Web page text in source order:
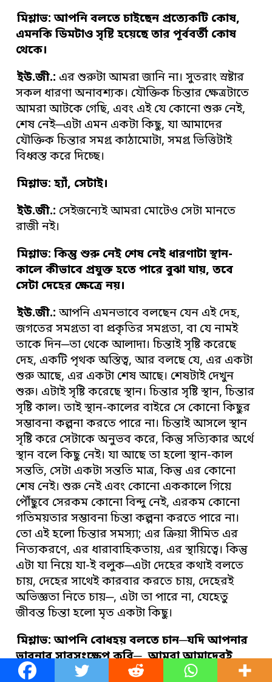
মিশ্লাভ: আপনি বলতে চাইছেন প্রত্যেকটি কোষ,
এমনকি ডিমটাও সৃষ্টি হয়েছে তার পূর্ববর্তী কোষ
থেকে।
ইউ.জী.: এর শুরুটা আমরা জানি না। সুতরাং স্রষ্টার
সকল ধারণা অনাবশ্যক। যৌক্তিক চিন্তার ক্ষেত্রটাতে
আমরা আটকে গেছি, এবং এই ‌যে কোনো শুরু নেই,
শেষ নেই─এটা এমন একটা কিছু, যা আমাদের
যৌক্তিক চিন্তার সমগ্র কাঠামোটা, সমগ্র ভিত্তিটাই
বিধ্বস্ত করে দিচ্ছে।
মিশ্লাভ: হ্যাঁ, সেটাই।
ইউ.জী.: সেইজন্যেই আমরা মোটেও সেটা মানতে
রাজী নই।
মিশ্লাভ: কিন্তু শুরু নেই শেষ নেই ধারণাটা স্থান-
কালে কীভাবে প্রযুক্ত হতে পারে বুঝা যায়,তবে
সেটা দেহের ক্ষেত্রে নয়।
ইউ.জী.: আপনি এমনভাবে বলছেন যেন এই দেহ,
জগতের সমগ্রতা বা প্রকৃতির সমগ্রতা, বা যে নামই
তাকে দিন─তা থেকে আলাদা। চিন্তাই সৃষ্টি করেছে
দেহ, একটি পৃথক অস্তিত্ব, আর বলছে যে, এর একটা
শুরু আছে, এর একটা শেষ আছে। শেষটাই দেখুন
শুরু। এটাই সৃষ্টি করেছে স্থান। চিন্তার সৃষ্টি স্থান, চিন্তার
সৃষ্টি কাল। তাই স্থান-কালের বাইরে সে কোনো কিছুর
সম্ভাবনা কল্পনা করতে পারে না। চিন্তাই আসলে স্থান
সৃষ্টি করে সেটাকে অনুভব করে, কিন্তু সত্যিকার অর্থে
স্থান বলে কিছু নেই। যা আছে তা হলো স্থান-কাল
সন্ততি, সেটা একটা সন্ততি মাত্র, কিন্তু এর কোনো
শেষ নেই। শুরু নেই এবং কোনো এককালে গিয়ে
পৌঁছুবে সেরকম কোনো বিন্দু নেই, এরকম কোনো
গতিময়তার সম্ভাবনা চিন্তা কল্পনা করতে পারে না।
তো এই হলো চিন্তার সমস্যা; এর ক্রিয়া সীমিত এর
নিত্যকরণে, এর ধারাবাহিকতায়, এর স্থায়িত্বে। কিন্তু
এটা যা নিয়ে যা-ই বলুক─এটা দেহের কথাই বলতে
চায়, দেহের সাথেই কারবার করতে চায়, দেহেরই
অভিজ্ঞতা নিতে চায়─, এটা তা পারে না, যেহেতু
জীবন্ত চিন্তা হলো মৃত একটা কিছু।
মিশ্লাভ: আপনি বোধহয় বলতে চান─যদি আপনার
ভাবনার সারসংক্ষেপ করি─,আমরা আমাদেরই
চিন্তা-কারাগারের ফাঁদে আটকে গেছি এবং